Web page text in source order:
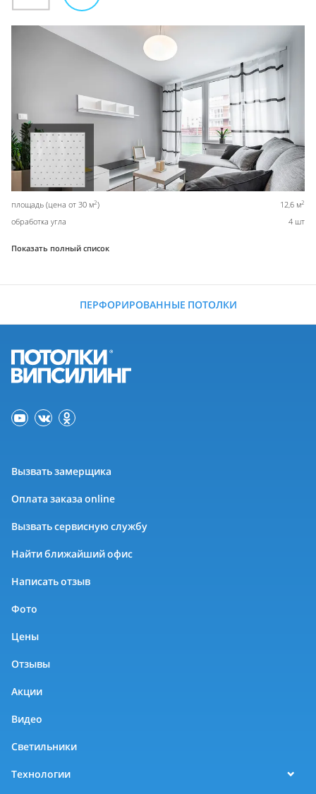
площадь (цена от 30 м2) 12,6 м2
обработка угла 4 шт
Показать полный список
ПЕРФОРИРОВАННЫЕ ПОТОЛКИ
Вызвать замерщика
Оплата заказа online
Вызвать сервисную службу
Найти ближайший офис
Написать отзыв
Фото
Цены
Отзывы
Акции
Видео
Светильники
Технологии